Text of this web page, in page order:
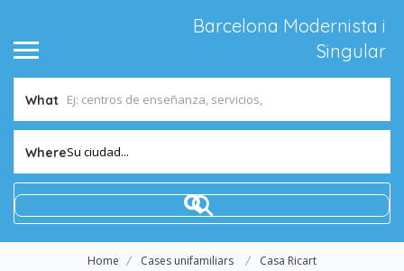
Barcelona Modernista i
Singular
What
WhereSu ciudad...
Home Cases unifamiliars Casa Ricart